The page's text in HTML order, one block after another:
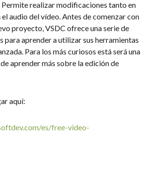
realizar modificaciones tanto en
el audio del vídeo. Antes de comenzar con
proyecto, VSDC ofrece una serie de
aprender a utilizar sus herramientas
Para los más curiosos está será una
aprender más sobre la edición de
aquí:
es/free-video-